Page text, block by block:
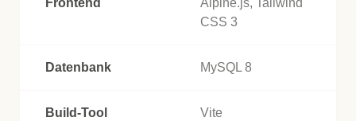
Frontend
Alpine.js, Tailwind
CSS 3
Datenbank MySQL 8
Build-Tool Vite